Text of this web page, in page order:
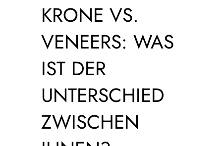
KRONE VS.
VENEERS: WAS
IST DER
UNTERSCHIED
ZWISCHEN